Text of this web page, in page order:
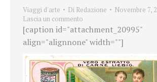
Viaggi d'arte Di Redazione
Novembre 7,
Lascia un commento
[caption id="attachment_20995"
align="alignnone" width=""]